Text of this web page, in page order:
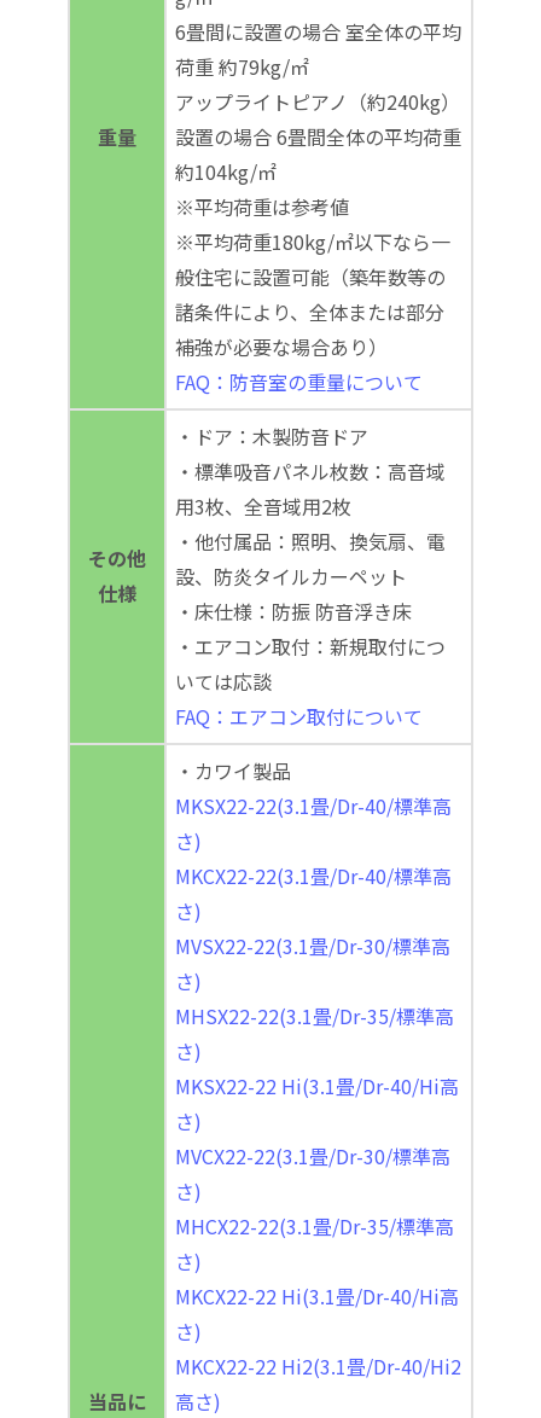
重量
6畳間に設置の場合 室全体の平均
荷重 約79kg/㎡
アップライトピアノ（約240kg）
設置の場合 6畳間全体の平均荷重
約104kg/㎡
※平均荷重は参考値
※平均荷重180kg/㎡以下なら一
般住宅に設置可能（築年数等の
諸条件により、全体または部分
補強が必要な場合あり）
FAQ：防音室の重量について
その他
仕様
・ドア：木製防音ドア
・標準吸音パネル枚数：高音域
用3枚、全音域用2枚
・他付属品：照明、換気扇、電
設、防炎タイルカーペット
・床仕様：防振 防音浮き床
・エアコン取付：新規取付につ
いては応談
FAQ：エアコン取付について
当品に
・カワイ製品
MKSX22-22(3.1畳/Dr-40/標準高
さ)
MKCX22-22(3.1畳/Dr-40/標準高
さ)
MVSX22-22(3.1畳/Dr-30/標準高
さ)
MHSX22-22(3.1畳/Dr-35/標準高
さ)
MKSX22-22 Hi(3.1畳/Dr-40/Hi高
さ)
MVCX22-22(3.1畳/Dr-30/標準高
さ)
MHCX22-22(3.1畳/Dr-35/標準高
さ)
MKCX22-22 Hi(3.1畳/Dr-40/Hi高
さ)
MKCX22-22 Hi2(3.1畳/Dr-40/Hi2
高さ)